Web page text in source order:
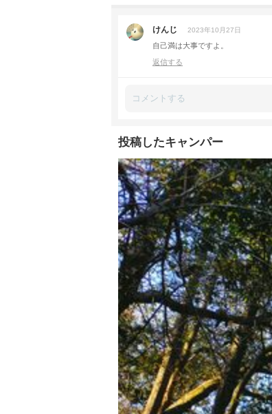
けんじ 2023年10月27日
自己満は大事ですよ。
返信する
投稿したキャンパー